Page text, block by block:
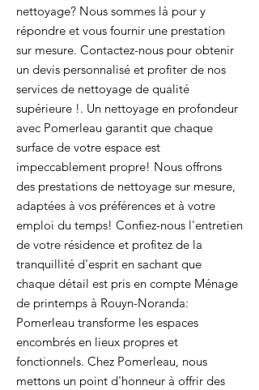
nettoyage? Nous sommes là pour y
répondre et vous fournir une prestation
sur mesure. Contactez-nous pour obtenir
un devis personnalisé et profiter de nos
services de nettoyage de qualité
supérieure !. Un nettoyage en profondeur
avec Pomerleau garantit que chaque
surface de votre espace est
impeccablement propre! Nous offrons
des prestations de nettoyage sur mesure,
adaptées à vos préférences et à votre
emploi du temps! Confiez-nous l'entretien
de votre résidence et profitez de la
tranquillité d'esprit en sachant que
chaque détail est pris en compte Ménage
de printemps à Rouyn-Noranda:
Pomerleau transforme les espaces
encombrés en lieux propres et
fonctionnels. Chez Pomerleau, nous
mettons un point d'honneur à offrir des